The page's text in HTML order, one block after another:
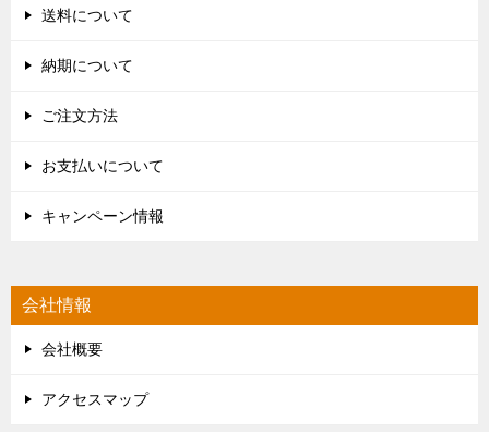
送料について
納期について
ご注文方法
お支払いについて
キャンペーン情報
会社情報
会社概要
アクセスマップ